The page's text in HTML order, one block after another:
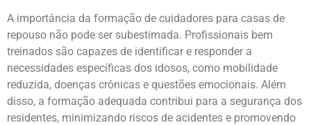
A importância da formação de cuidadores para casas de
repouso não pode ser subestimada. Profissionais bem
treinados são capazes de identificar e responder a
necessidades específicas dos idosos, como mobilidade
reduzida, doenças crônicas e questões emocionais. Além
disso, a formação adequada contribui para a segurança dos
residentes, minimizando riscos de acidentes e promovendo